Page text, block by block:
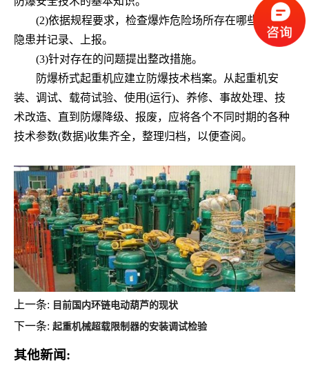
(2)依据规程要求，检查爆炸危险场所存在哪些问题和
隐患并记录、上报。
(3)针对存在的问题提出整改措施。
防爆桥式起重机应建立防爆技术档案。从起重机安
装、调试、载荷试验、使用(运行)、养修、事故处理、技
术改造、直到防爆降级、报废，应将各个不同时期的各种
技术参数(数据)收集齐全，整理归档，以便查阅。
上一条: 目前国内环链电动葫芦的现状
下一条: 起重机械超载限制器的安装调试检验
其他新闻: